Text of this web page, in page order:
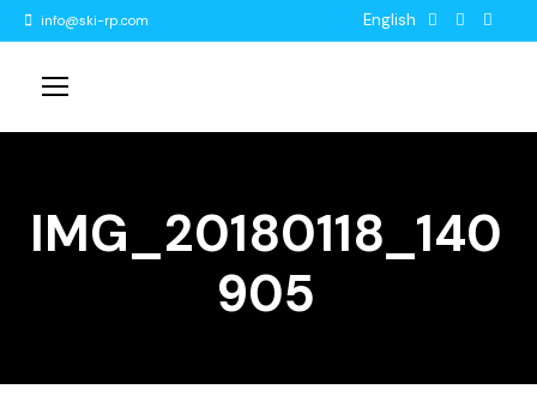
info@ski-rp.com English
IMG_20180118_140
905